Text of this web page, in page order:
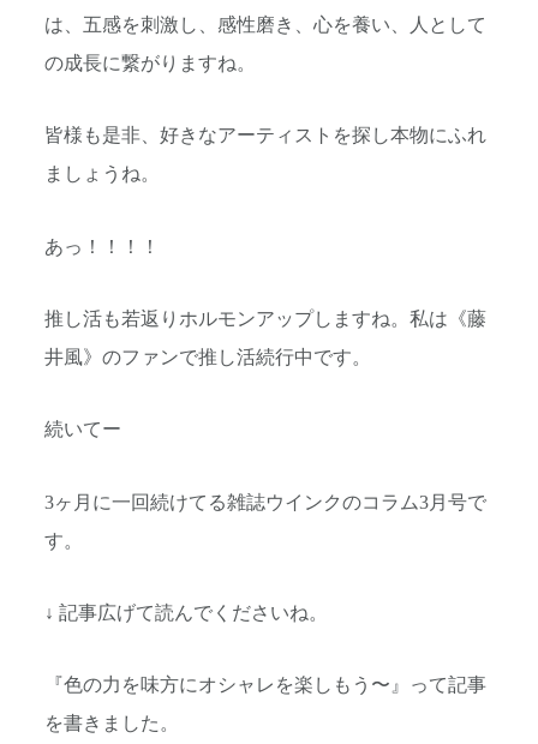
は、五感を刺激し、感性磨き、心を養い、人として
の成長に繋がりますね。
皆様も是非、好きなアーティストを探し本物にふれ
ましょうね。
あっ！！！！
推し活も若返りホルモンアップしますね。私は《藤
井風》のファンで推し活続行中です。
続いてー
3ヶ月に一回続けてる雑誌ウインクのコラム3月号で
す。
↓ 記事広げて読んでくださいね。
『色の力を味方にオシャレを楽しもう〜』って記事
を書きました。